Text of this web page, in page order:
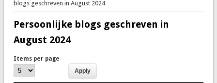
blogs geschreven in August 2024
Persoonlijke blogs geschreven in
August 2024
Items per page